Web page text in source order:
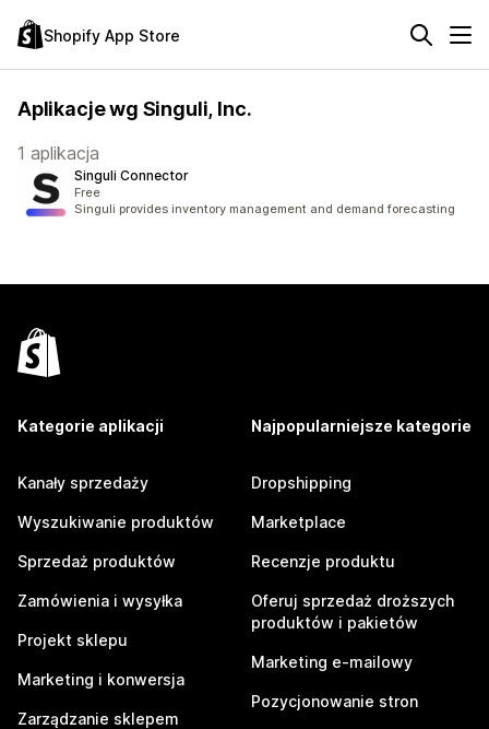
Shopify App Store
Aplikacje wg Singuli, Inc.
1 aplikacja
Singuli Connector
Free
Singuli provides inventory management and demand forecasting
Kategorie aplikacji
Kanały sprzedaży
Wyszukiwanie produktów
Sprzedaż produktów
Zamówienia i wysyłka
Projekt sklepu
Marketing i konwersja
Zarządzanie sklepem
Najpopularniejsze kategorie
Dropshipping
Marketplace
Recenzje produktu
Oferuj sprzedaż droższych
produktów i pakietów
Marketing e-mailowy
Pozycjonowanie stron